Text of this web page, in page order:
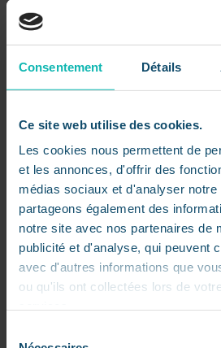
Consentement Détails
Ce site web utilise des cookies.
Les cookies nous permettent de
et les annonces, d'offrir des
médias sociaux et d'analyser notre
partageons également des
notre site avec nos partenaires de
publicité et d'analyse, qui peuvent
avec d'autres informations que
ou qu'ils ont collectées lors de
Cloud, IA, défense : AWS
tous les fronts
Juil 21, 2026| L'actu
AWS fait de l’intelligence
Summit Washington, D.C. 2026,
Services a dévoilé plusieurs
aux administrations, aux
aux...